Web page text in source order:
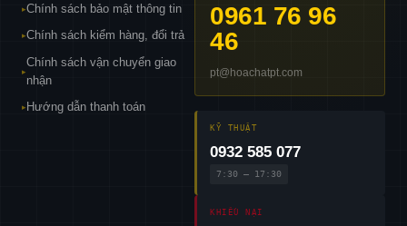
▸Chính sách bảo mật thông tin
▸Chính sách kiểm hàng, đổi trả
▸
Chính sách vận chuyển giao
nhận
▸ Hướng dẫn thanh toán
0961 76 96
46
pt@hoachatpt.com
KỸ THUẬT
0932 585 077
7:30 – 17:30
KHIẾU NẠI